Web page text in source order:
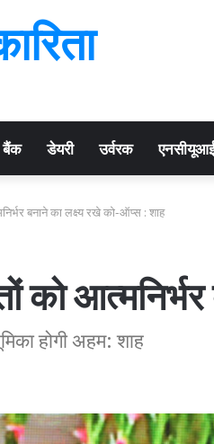
बैंक डेयरी उर्वरक
बनाने का लक्ष्य रखे को-ऑप्स : शाह
को
होगी अहम: शाह